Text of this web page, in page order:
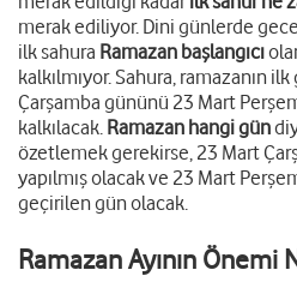
merak ediliyor. Dini günlerde
ilk sahura Ramazan başlangıcı
kalkılmıyor. Sahura, ramazanın
Çarşamba gününü 23 Mart
kalkılacak. Ramazan hangi gün
özetlemek gerekirse, 23 Mart
yapılmış olacak ve 23 Mart
geçirilen gün olacak.
Ramazan Ayının Önemi